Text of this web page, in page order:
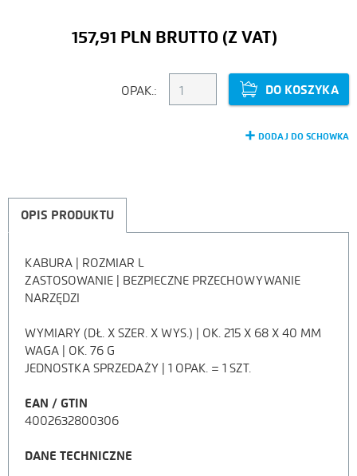
157,91 PLN
OPAK.: DO KOSZYKA
DODAJ DO SCHOWKA
OPIS PRODUKTU
OPIS
PRODUKTU
KABURA | ROZMIAR L
ZASTOSOWANIE | BEZPIECZNE PRZECHOWYWANIE
NARZĘDZI
WYMIARY (DŁ. X SZER. X WYS.) | OK. 215 X 68 X 40 MM
WAGA | OK. 76 G
JEDNOSTKA SPRZEDAŻY | 1 OPAK. = 1 SZT.
EAN / GTIN
4002632800306
DANE TECHNICZNE